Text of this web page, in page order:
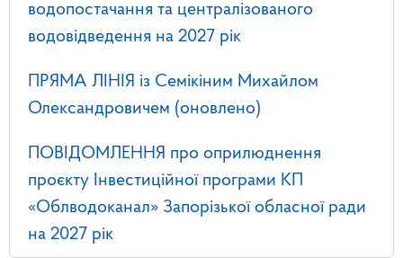
водопостачання та централізованого
водовідведення на 2027 рік
ПРЯМА ЛІНІЯ із Семікіним Михайлом
Олександровичем (оновлено)
ПОВІДОМЛЕННЯ про оприлюднення
проєкту Інвестиційної програми КП
«Облводоканал» Запорізької обласної ради
на 2027 рік